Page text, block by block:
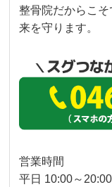
整骨院だからこ
来を守ります。
営業時間
平日 10:00～20:00